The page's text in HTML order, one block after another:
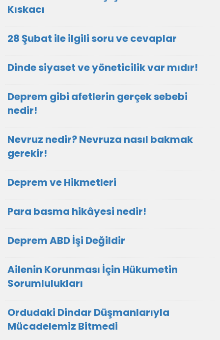
Kıskacı
28 Şubat ile ilgili soru ve cevaplar
Dinde siyaset ve yöneticilik var mıdır!
Deprem gibi afetlerin gerçek sebebi
nedir!
Nevruz nedir? Nevruza nasıl bakmak
gerekir!
Deprem ve Hikmetleri
Para basma hikâyesi nedir!
Deprem ABD İşi Değildir
Ailenin Korunması İçin Hükumetin
Sorumlulukları
Ordudaki Dindar Düşmanlarıyla
Mücadelemiz Bitmedi